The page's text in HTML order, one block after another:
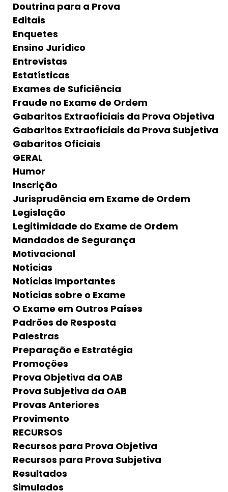
Doutrina para a Prova
Editais
Enquetes
Ensino Jurídico
Entrevistas
Estatísticas
Exames de Suficiência
Fraude no Exame de Ordem
Gabaritos Extraoficiais da Prova Objetiva
Gabaritos Extraoficiais da Prova Subjetiva
Gabaritos Oficiais
GERAL
Humor
Inscrição
Jurisprudência em Exame de Ordem
Legislação
Legitimidade do Exame de Ordem
Mandados de Segurança
Motivacional
Notícias
Notícias Importantes
Notícias sobre o Exame
O Exame em Outros Países
Padrões de Resposta
Palestras
Preparação e Estratégia
Promoções
Prova Objetiva da OAB
Prova Subjetiva da OAB
Provas Anteriores
Provimento
RECURSOS
Recursos para Prova Objetiva
Recursos para Prova Subjetiva
Resultados
Simulados